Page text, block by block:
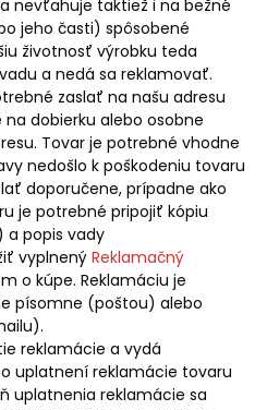
nevťahuje taktiež i na bežné
jeho časti) spôsobené
životnosť výrobku teda
a nedá sa reklamovať.
zaslať na našu adresu
dobierku alebo osobne
Tovar je potrebné vhodne
nedošlo k poškodeniu tovaru
doporučene, prípadne ako
je potrebné pripojiť kópiu
a popis vady
vyplnenýReklamačný
o kúpe. Reklamáciu je
písomne (poštou) alebo
reklamácie a vydá
uplatnení reklamácie tovaru
uplatnenia reklamácie sa